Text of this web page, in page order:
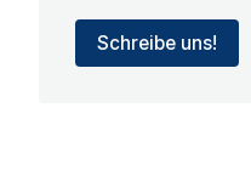
Schreibe uns!